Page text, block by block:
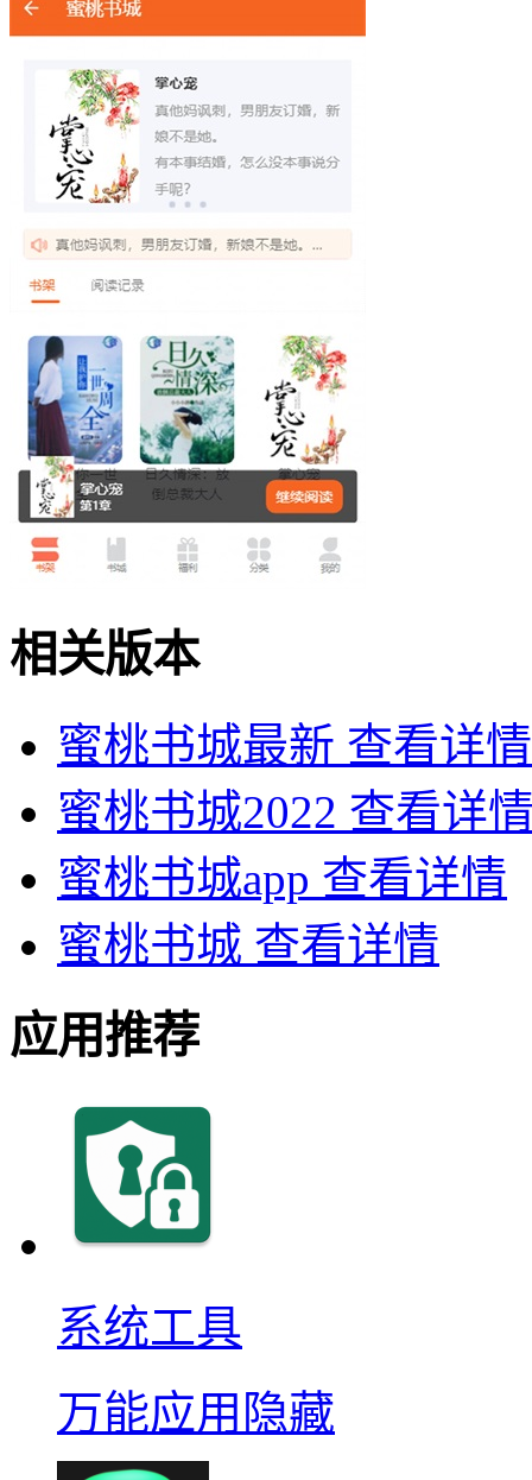
相关版本
蜜桃书城最新 查看详情
蜜桃书城2022 查看详
蜜桃书城app 查看详情
蜜桃书城 查看详情
应用推荐
系统工具
万能应用隐藏